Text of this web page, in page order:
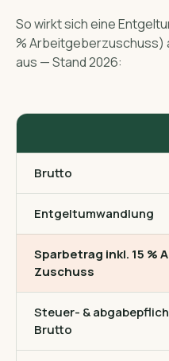
So wirkt sich eine
% Arbeitgeber­zuschuss)
aus — Stand 2026:
Brutto
Entgeltumwandlung
Sparbetrag inkl. 15 %
Zuschuss
Steuer- &
Brutto